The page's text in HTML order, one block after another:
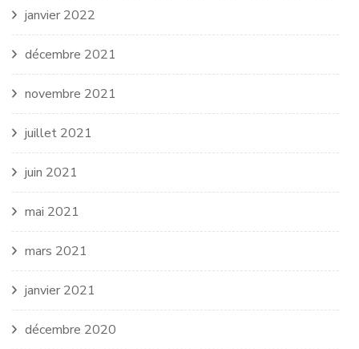
janvier 2022
décembre 2021
novembre 2021
juillet 2021
juin 2021
mai 2021
mars 2021
janvier 2021
décembre 2020